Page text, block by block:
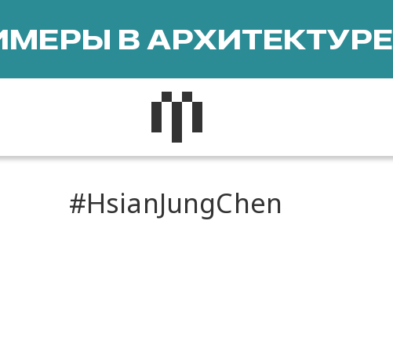
В АРХИТЕКТУРЕ
HsianJungChen